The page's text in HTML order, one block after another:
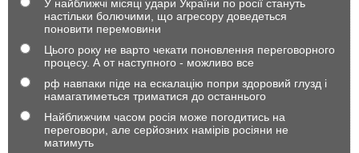
У найближчі місяці удари України по росії стануть
настільки болючими, що агресору доведеться
поновити перемовини
Цього року не варто чекати поновлення переговорного
процесу. А от наступного - можливо все
рф навпаки піде на ескалацію попри здоровий глузд і
намагатиметься триматися до останнього
Найближчим часом росія може погодитись на
переговори, але серйозних намірів росіяни не
матимуть